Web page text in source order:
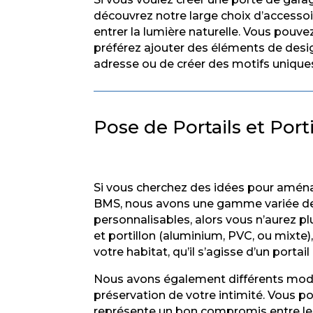
découvrez notre large choix
entrer la lumière naturelle. Vous
préférez ajouter des éléments de
adresse ou de créer des motifs
Pose de Portails et
Si vous cherchez des idées pour
BMS, nous avons une gamme
personnalisables, alors vous n’aurez
et portillon (aluminium, PVC, ou
votre habitat, qu’il s’agisse d’un
Nous avons également différents
préservation de votre intimité. Vous